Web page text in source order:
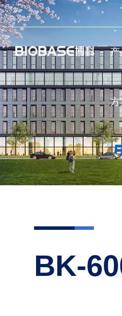
产
方
BK-